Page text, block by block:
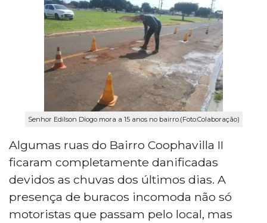
Senhor Edilson Diogo mora a 15 anos no bairro.(Foto:Colaboração)
Algumas ruas do Bairro Coophavilla II
ficaram completamente danificadas
devidos as chuvas dos últimos dias. A
presença de buracos incomoda não só
motoristas que passam pelo local, mas